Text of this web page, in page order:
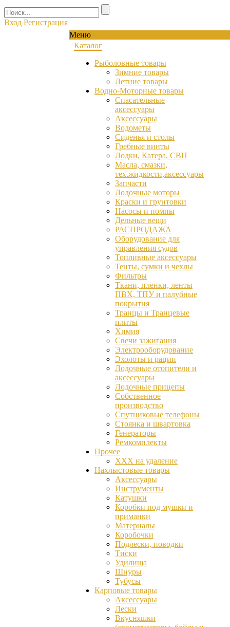
Вход Регистрация
Меню
Каталог
Рыболовные товары
Зимние товары
Летние товары
Водно-Моторные товары
Спасательные
аксессуары
Аксессуары
Водометы
Сиденья и столы
Гребные винты
Лодки, Катера, СВП
Масла, смазки,
тех.жидкости,аксессуары
Запчасти
Лодочные моторы
Краски и грунтовки
Насосы и помпы
Дельные вещи
РАСПРОДАЖА
Оборудование для
управления судов
Топливные аксессуары
Тенты, сумки и чехлы
Фильтры
Ткани, пленки, ленты
ПВХ, ТПУ и палубные
покрытия
Транцы и Транцевые
плиты
Химия
Свечи зажигания
Электрооборудование
Эхолоты и рации
Лодочные отопители и
аксессуары
Лодочные прицепы
Собственное
производство
Спутниковые телефоны
Стоянка и швартовка
Генераторы
Ремкомплекты
Прочее
ХХХ на удаление
Нахлыстовые товары
Аксессуары
Инструменты
Катушки
Коробки под мушки и
приманки
Материалы
Коробочки
Подлески, поводки
Тиски
Удилища
Шнуры
Тубусы
Карповые товары
Аксессуары
Лески
Вкусняшки